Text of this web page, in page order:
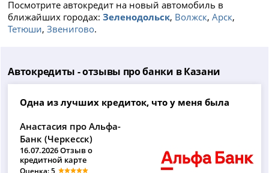
Посмотрите автокредит на новый автомобиль в
ближайших городах:Зеленодольск, Волжск,Арск,
Тетюши,Звенигово.
Автокредиты - отзывы про банки в Казани
Одна из лучших кредиток, что у меня была
Анастасия про Альфа-
Банк (Черкесск)
16.07.2026 Отзыв о
кредитной карте
Оценка: 5